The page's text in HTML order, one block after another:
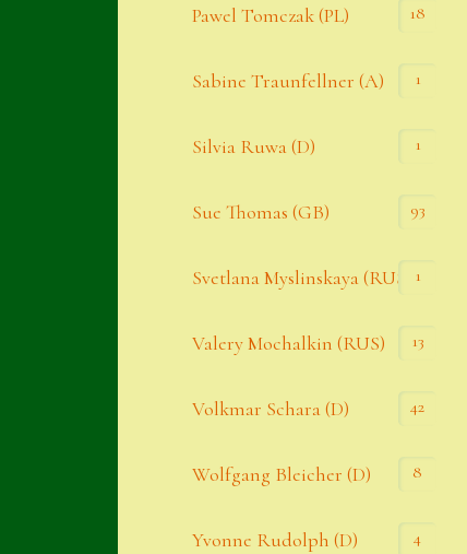
Pawel Tomczak (PL) 18
Sabine Traunfellner (A) 1
Silvia Ruwa (D) 1
Sue Thomas (GB) 93
Svetlana Myslinskaya (RUS) 1
Valery Mochalkin (RUS) 13
Volkmar Schara (D) 42
Wolfgang Bleicher (D) 8
Yvonne Rudolph (D) 4